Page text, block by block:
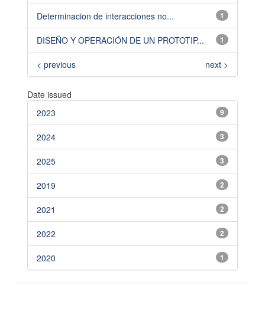
1
Determinacion de interacciones no...
1
DISEÑO Y OPERACIÓN DE UN PROTOTIP...
< previous next >
Date issued
9
2023
3
2024
3
2025
2
2019
2
2021
2
2022
1
2020